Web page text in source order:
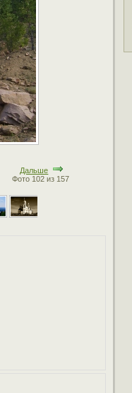
Дальше
Фото 102 из 157